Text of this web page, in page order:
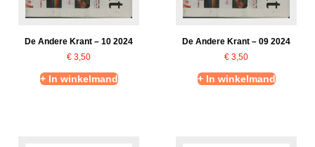
De Andere Krant – 10 2024
€ 3,50
+ In winkelmand
De Andere Krant – 09 2024
€ 3,50
+ In winkelmand